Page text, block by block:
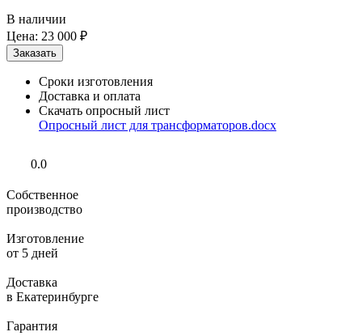
В наличии
Цена: 23 000 ₽
Сроки изготовления
Доставка и оплата
Скачать опросный лист
Опросный лист для трансформаторов.docx
0.0
Собственное
производство
Изготовление
от 5 дней
Доставка
в Екатеринбурге
Гарантия